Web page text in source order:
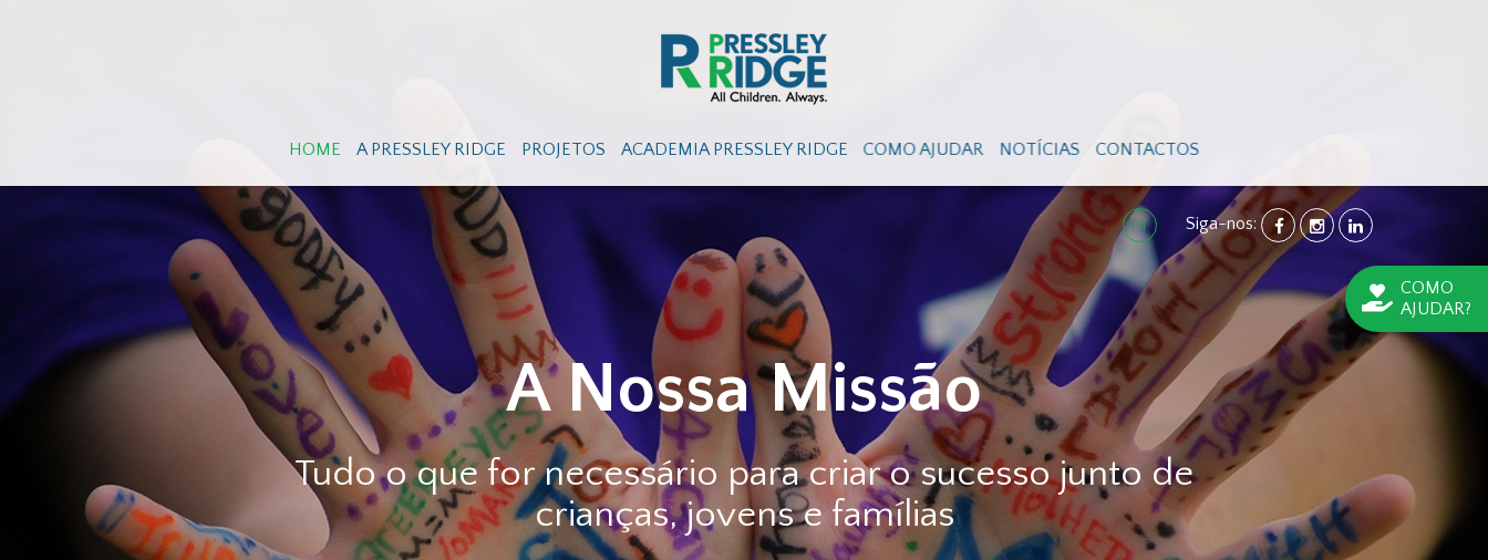
PT Siga-nos: FACEBOOKINSTAGRAM
LINKEDIN
HOME A PRESSLEY RIDGE PROJETOS ACADEMIA PRESSLEY RIDGE COMO AJUDAR NOTÍCIAS CONTACTOS
COMO
AJUDAR?
A Nossa Missão
o que for necessário para criar o sucesso junto de
crianças, jovens e famílias